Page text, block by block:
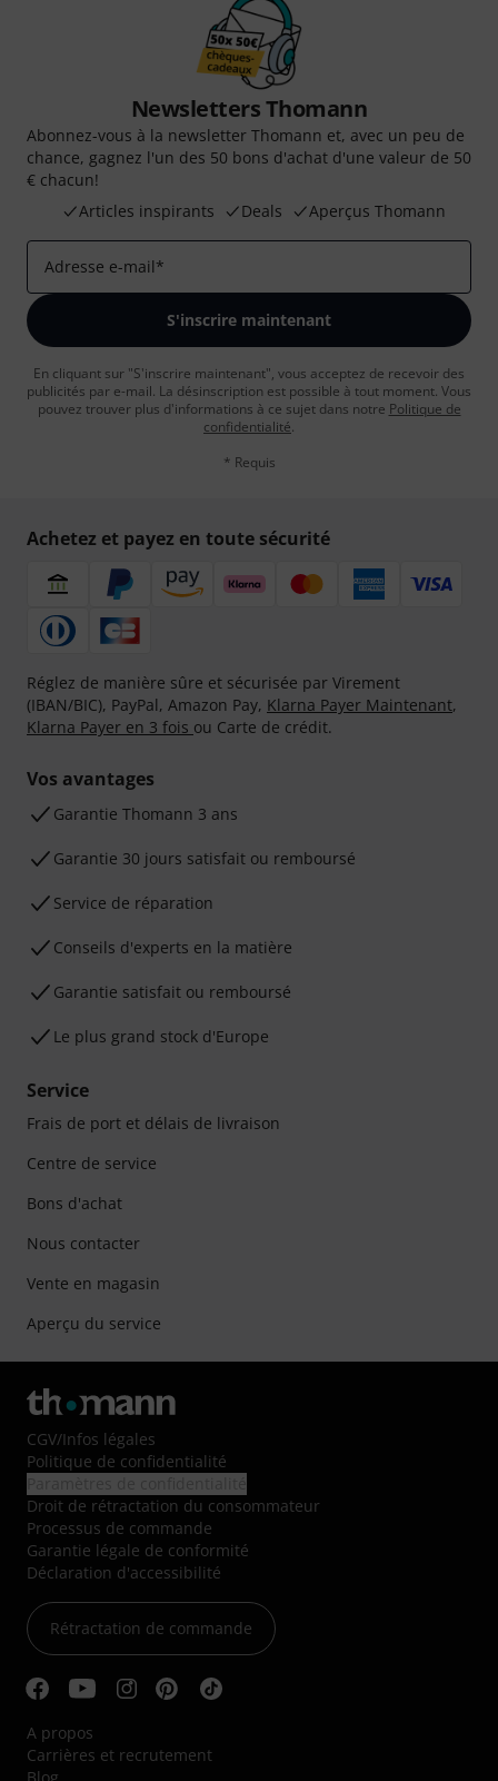
Newsletters Thomann
Abonnez-vous à la newsletter Thomann et, avec un peu de
chance, gagnez l'un des 50 bons d'achat d'une valeur de 50
€ chacun!
Articles inspirants
Deals Aperçus Thomann
Adresse e-mail*
S'inscrire maintenant
En cliquant sur "S'inscrire maintenant", vous acceptez de recevoir des
publicités par e-mail. La désinscription est possible à tout moment. Vous
pouvez trouver plus d'informations à ce sujet dans notre Politique de
confidentialité.
* Requis
Achetez et payez en toute sécurité
Réglez de manière sûre et sécurisée par Virement
(IBAN/BIC), PayPal, Amazon Pay, Klarna Payer Maintenant,
Klarna Payer en 3 fois ou Carte de crédit.
Vos avantages
Ga­ran­tie Thomann 3 ans
Garantie 30 jours satisfait ou remboursé
Service de réparation
Conseils d'experts en la matière
Garantie satisfait ou remboursé
Le plus grand stock d'Europe
Service
Frais de port et délais de livraison
Centre de service
Bons d'achat
Nous contacter
Vente en magasin
Aperçu du service
CGV/Infos légales
Politique de confidentialité
Droit de rétractation du consommateur
Processus de commande
Garantie légale de conformité
Déclaration d'accessibilité
Rétractation de commande
A propos
Carrières et recrutement